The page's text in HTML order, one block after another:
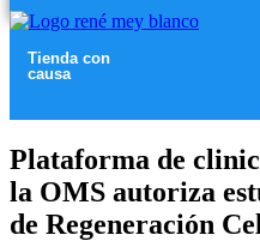
Tienda con
causa
Plataforma de
la OMS autoriza
de Regeneración